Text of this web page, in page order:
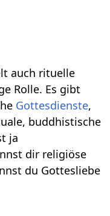
auch rituelle
Rolle. Es gibt
Gottesdienste,
buddhistische
ja
dir religiöse
du Gottesliebe